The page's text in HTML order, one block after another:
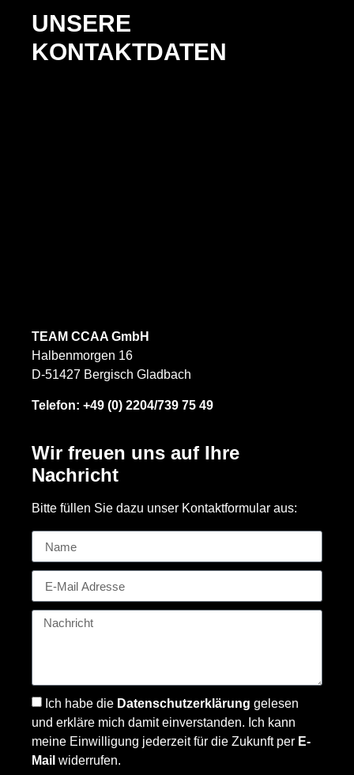
UNSERE
KONTAKTDATEN
TEAM CCAA GmbH
Halbenmorgen 16
D-51427 Bergisch Gladbach
Telefon: +49 (0) 2204/739 75 49
Wir freuen uns auf Ihre
Nachricht
Bitte füllen Sie dazu unser Kontaktformular aus:
Ich habe die Datenschutzerklärung gelesen
und erkläre mich damit einverstanden. Ich kann
meine Einwilligung jederzeit für die Zukunft per E-
Mail widerrufen.